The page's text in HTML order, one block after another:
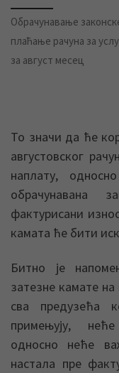
Обрачунавање
плаћање рачуна за
за август месец
То значи да ће
августовског
наплату,
обрачунавана
фактурисани
камата ће бити
Битно је
затезне камате
сва предузећа
примењују,
односно неће
настала пре